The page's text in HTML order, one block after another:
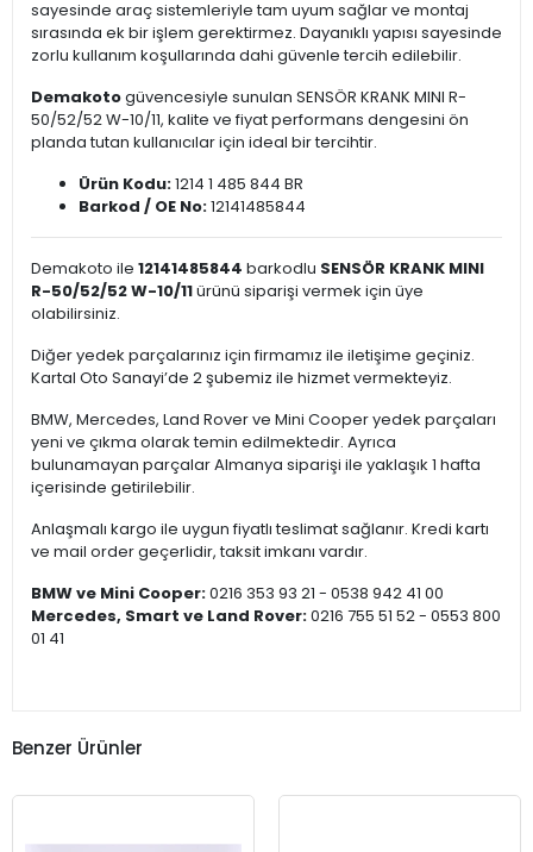
sayesinde araç sistemleriyle tam uyum sağlar ve montaj
sırasında ek bir işlem gerektirmez. Dayanıklı yapısı sayesinde
zorlu kullanım koşullarında dahi güvenle tercih edilebilir.
Demakotogüvencesiyle sunulan SENSÖR KRANK MINI R-
50/52/52 W-10/11, kalite ve fiyat performans dengesini ön
planda tutan kullanıcılar için ideal bir tercihtir.
Ürün Kodu:1214 1 485 844 BR
Barkod / OE No:12141485844
Demakoto ile 12141485844 barkodlu SENSÖR KRANK MINI
R-50/52/52 W-10/11ürünü siparişi vermek için üye
olabilirsiniz.
Diğer yedek parçalarınız için firmamız ile iletişime geçiniz.
Kartal Oto Sanayi’de 2 şubemiz ile hizmet vermekteyiz.
BMW, Mercedes, Land Rover ve Mini Cooper yedek parçaları
yeni ve çıkma olarak temin edilmektedir. Ayrıca
bulunamayan parçalar Almanya siparişi ile yaklaşık 1 hafta
içerisinde getirilebilir.
Anlaşmalı kargo ile uygun fiyatlı teslimat sağlanır. Kredi kartı
ve mail order geçerlidir, taksit imkanı vardır.
BMW ve Mini Cooper:0216 353 93 21 - 0538 942 41 00
Mercedes, Smart ve Land Rover:0216 755 51 52 - 0553 800
01 41
Benzer Ürünler